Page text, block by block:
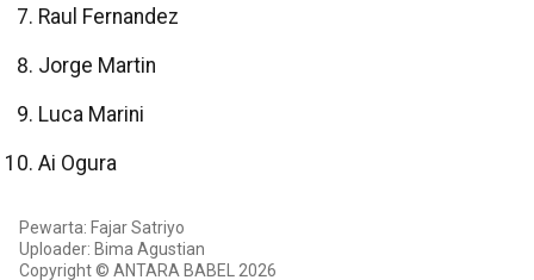
Raul Fernandez
Jorge Martin
Luca Marini
Ai Ogura
Pewarta: Fajar Satriyo
Uploader: Bima Agustian
Copyright © ANTARA BABEL 2026